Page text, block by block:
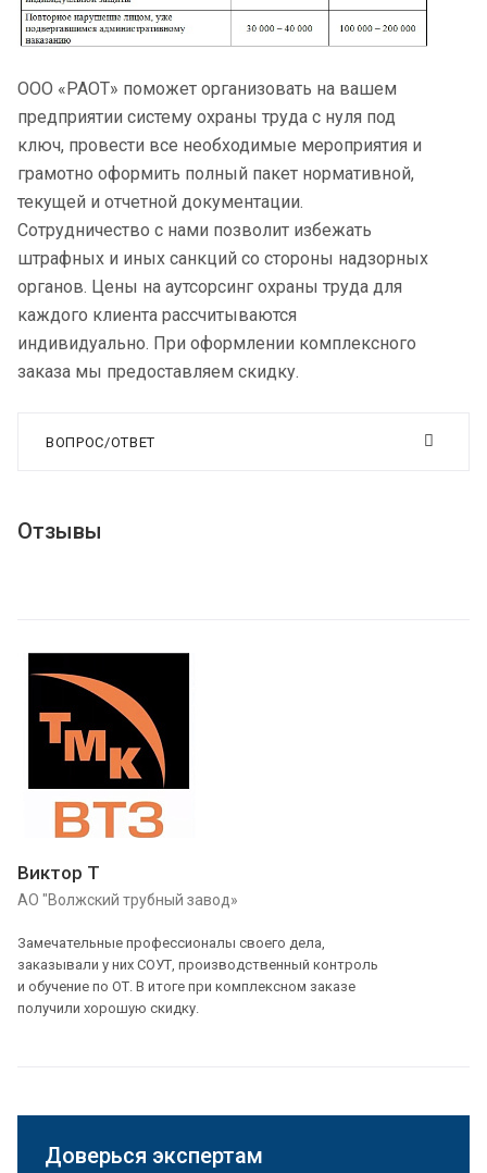
ООО «РАОТ» поможет организовать на вашем
предприятии систему охраны труда с нуля под
ключ, провести все необходимые мероприятия и
грамотно оформить полный пакет нормативной,
текущей и отчетной документации.
Сотрудничество с нами позволит избежать
штрафных и иных санкций со стороны надзорных
органов. Цены на аутсорсинг охраны труда для
каждого клиента рассчитываются
индивидуально. При оформлении комплексного
заказа мы предоставляем скидку.
ВОПРОС/ОТВЕТ
Отзывы
Виктор Т
АО "Волжский трубный завод»
Замечательные профессионалы своего дела,
заказывали у них СОУТ, производственный контроль
и обучение по ОТ. В итоге при комплексном заказе
получили хорошую скидку.
Доверься экспертам